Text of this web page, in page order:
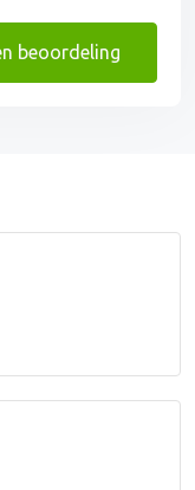
beoordeling